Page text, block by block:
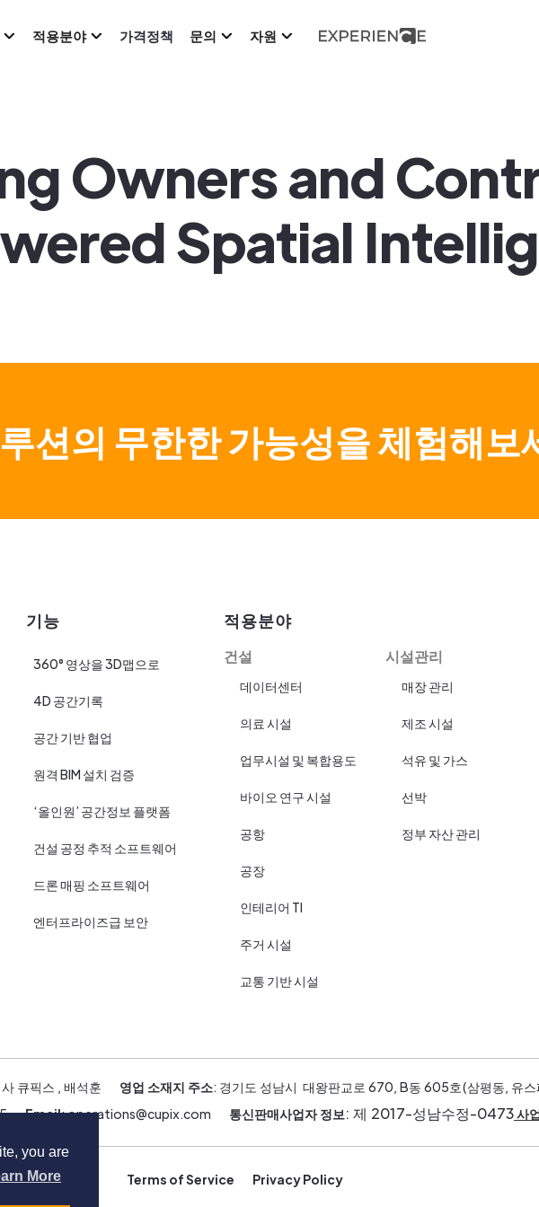
you are
More
적용분야 가격정책 문의 자원
Owners and
Spatial
션의 무한한 가능성을 체험해보
기능
360° 영상을 3D맵으로
4D 공간기록
공간 기반 협업
원격 BIM 설치 검증
‘올인원’ 공간정보 플랫폼
건설 공정 추적 소프트웨어
드론 매핑 소프트웨어
엔터프라이즈급 보안
적용분야
건설
데이터센터
의료 시설
업무시설 및 복합용도
바이오 연구 시설
공항
공장
인테리어 TI
주거 시설
교통 기반 시설
시설관리
매장 관리
제조 시설
석유 및 가스
선박
정부 자산 관리
큐픽스 , 배석훈 영업 소재지 주소: 경기도 성남시 대왕판교로 670, B동 605호(삼평동, 유
Email: operations@cupix.com 통신판매사업자 정보 : 제 2017-성남수정-0473사
reserved. Terms of Service Privacy Policy